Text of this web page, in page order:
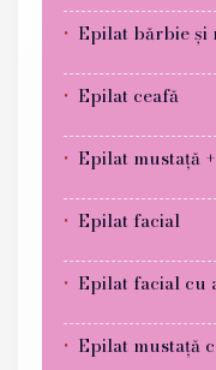
Epilat bărbie și
Epilat ceafă
Epilat mustață
Epilat facial
Epilat facial cu
Epilat mustață